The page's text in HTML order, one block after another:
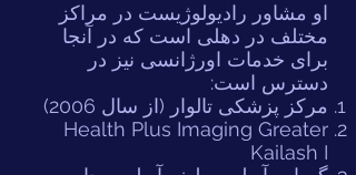
او مشاور رادیولوژیست در مراکز
مختلف در دهلی است که در آنجا
برای خدمات اورژانسی نیز در
دسترس است:
مرکز پزشکی تالوار (از سال 2006)
Health Plus Imaging Greater
Kailash I